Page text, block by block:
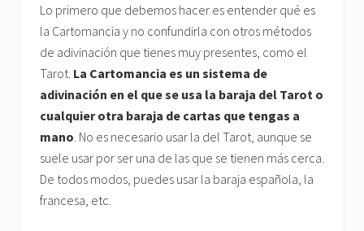
Lo primero que debemos hacer es entender qué es
la Cartomancia y no confundirla con otros métodos
de adivinación que tienes muy presentes, como el
Tarot. La Cartomancia es un sistema de
adivinación en el que se usa la baraja del Tarot o
cualquier otra baraja de cartas que tengas a
mano . No es necesario usar la del Tarot, aunque se
suele usar por ser una de las que se tienen más cerca.
De todos modos, puedes usar la baraja española, la
francesa, etc.